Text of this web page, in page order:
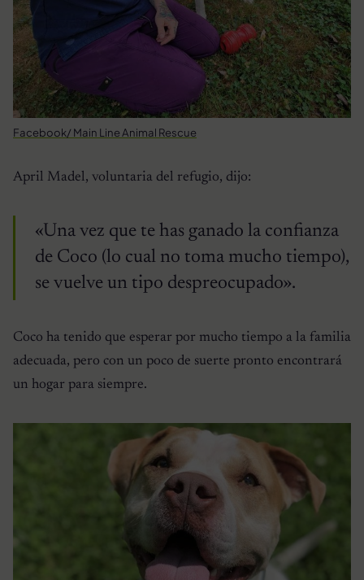
Facebook/ Main Line Animal Rescue
April Madel, voluntaria del refugio, dijo:
«Una vez que te has ganado la confianza
de Coco (lo cual no toma mucho tiempo),
se vuelve un tipo despreocupado».
Coco ha tenido que esperar por mucho tiempo a la familia
adecuada, pero con un poco de suerte pronto encontrará
un hogar para siempre.